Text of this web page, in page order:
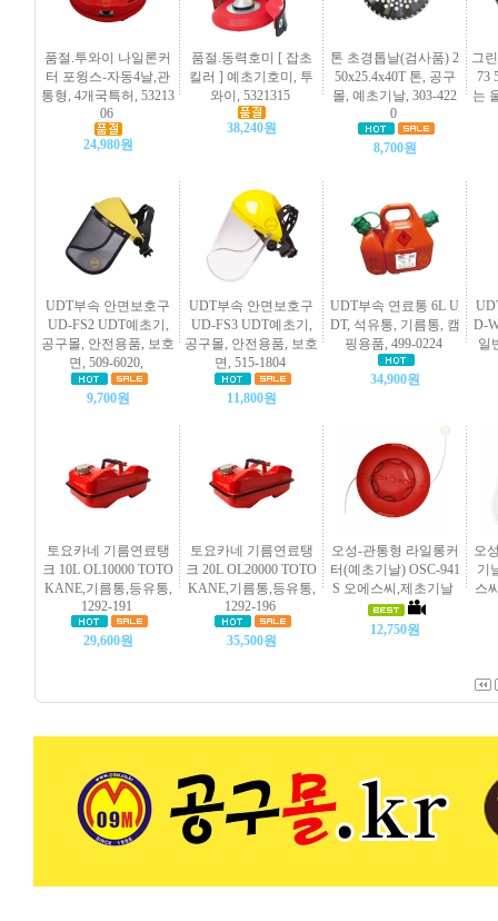
품절.투와이 나일론커
터 포윙스-자동4날,관
통형, 4개국특허, 53213
06
24,980원
품절.동력호미 [ 잡초
킬러 ] 예초기호미, 투
와이, 5321315
38,240원
톤 초경톱날(검사품) 2
50x25.4x40T 톤, 공구
몰, 예초기날, 303-422
0
8,700원
그
73
는
UDT부속 안면보호구
UD-FS2 UDT예초기,
공구몰, 안전용품, 보호
면, 509-6020,
9,700원
UDT부속 안면보호구
UD-FS3 UDT예초기,
공구몰, 안전용품, 보호
면, 515-1804
11,800원
UDT부속 연료통 6L U
DT, 석유통, 기름통, 캠
핑용품, 499-0224
34,900원
D-
일
토요카네 기름연료탱
크 10L OL10000 TOTO
KANE,기름통,등유통,
1292-191
29,600원
토요카네 기름연료탱
크 20L OL20000 TOTO
KANE,기름통,등유통,
1292-196
35,500원
오성-관통형 라일롱커
터(예초기날) OSC-941
S 오에스씨,제초기날
12,750원
오
기
스